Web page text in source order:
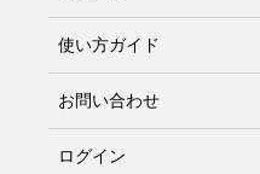
使い方ガイド
お問い合わせ
ログイン